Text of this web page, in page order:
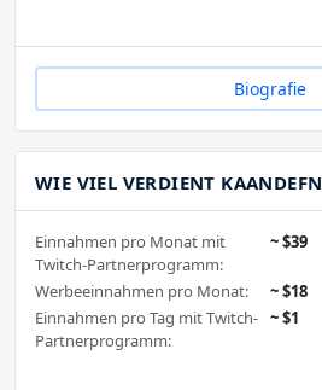
Biografie
WIE VIEL VERDIENT KAANDEFN
Einnahmen pro Monat mit
Twitch-Partnerprogramm:
~ $39
Werbeeinnahmen pro Monat:
~ $18
Einnahmen pro Tag mit Twitch-
Partnerprogramm:
~ $1